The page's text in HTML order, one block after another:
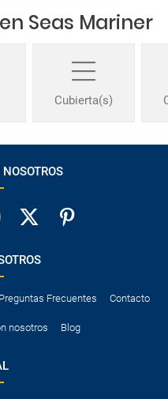
Seas Mariner
Cubierta(s)
Preguntas Frecuentes Contacto
nosotros Blog